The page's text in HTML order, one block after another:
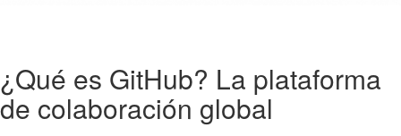
¿Qué es GitHub? La plataforma
de colaboración global